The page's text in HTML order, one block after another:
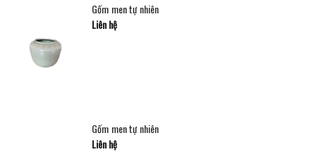
Gốm men tự nhiên
Liên hệ
Gốm men tự nhiên
Liên hệ